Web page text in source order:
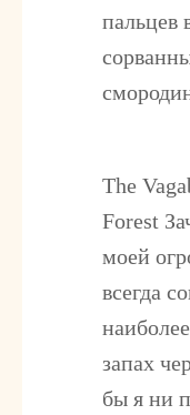
пальцев
The
Forest
моей
всегда
запах
бы я ни